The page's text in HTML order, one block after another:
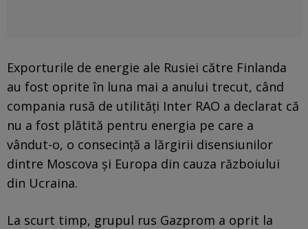
Exporturile de energie ale Rusiei către Finlanda
au fost oprite în luna mai a anului trecut, când
compania rusă de utilităţi Inter RAO a declarat că
nu a fost plătită pentru energia pe care a
vândut-o, o consecinţă a lărgirii disensiunilor
dintre Moscova şi Europa din cauza războiului
din Ucraina.
La scurt timp, grupul rus Gazprom a oprit la